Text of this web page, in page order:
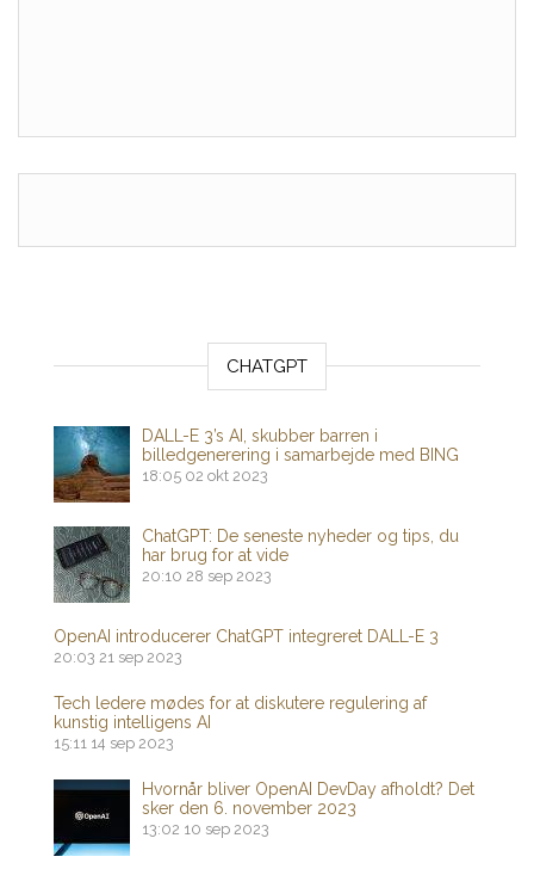
CHATGPT
DALL-E 3’s AI, skubber barren i
billedgenerering i samarbejde med BING
18:05 02 okt 2023
ChatGPT: De seneste nyheder og tips, du
har brug for at vide
20:10 28 sep 2023
OpenAI introducerer ChatGPT integreret DALL-E 3
20:03 21 sep 2023
Tech ledere mødes for at diskutere regulering af
kunstig intelligens AI
15:11 14 sep 2023
Hvornår bliver OpenAI DevDay afholdt? Det
sker den 6. november 2023
13:02 10 sep 2023